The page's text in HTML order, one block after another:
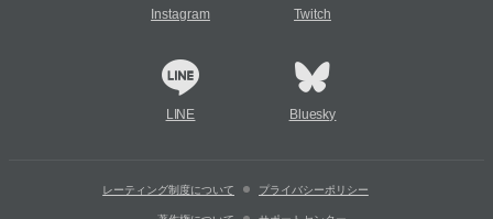
Instagram Twitch
LINE Bluesky
レーティング制度について プライバシーポリシー